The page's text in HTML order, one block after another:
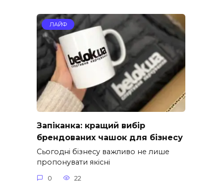
ЛАЙФ
Запіканка: кращий вибір
брендованих чашок для бізнесу
Сьогодні бізнесу важливо не лише
пропонувати якісні
0 22